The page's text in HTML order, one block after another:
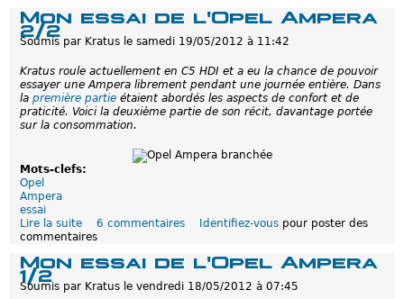
m
e
t
1
5
0
k
p
l
m
Mon essai de l'Opel Ampera
2/2
Soumis par Kratus le samedi 19/05/2012 à 11:42
Kratus roule actuellement en C5 HDI et a eu la chance de pouvoir
essayer une Ampera librement pendant une journée entière. Dans
la première partie étaient abordés les aspects de confort et de
praticité. Voici la deuxième partie de son récit, davantage portée
sur la consommation.
Mots-clefs:
Opel
Ampera
essai
Lire la suite
e
o
e
6 commentaires Identifiez-vous pour poster des
commentaires
Mon essai de l'Opel Ampera
1/2
Soumis par Kratus le vendredi 18/05/2012 à 07:45